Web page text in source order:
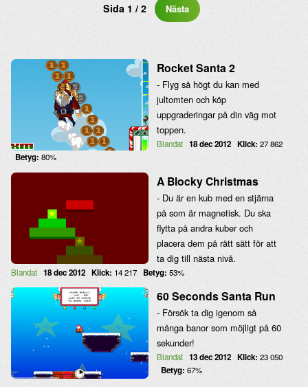
Sida 1 / 2 Nästa
Rocket Santa 2
- Flyg så högt du kan med
jultomten och köp
uppgraderingar på din väg mot
toppen.
Blandat 18 dec 2012 Klick: 27 862
Betyg: 80%
A Blocky Christmas
- Du är en kub med en stjärna
på som är magnetisk. Du ska
flytta på andra kuber och
placera dem på rätt sätt för att
ta dig till nästa nivå.
Blandat 18 dec 2012 Klick: 14 217 Betyg: 53%
60 Seconds Santa Run
- Försök ta dig igenom så
många banor som möjligt på 60
sekunder!
Blandat 13 dec 2012 Klick: 23 050
Betyg: 67%